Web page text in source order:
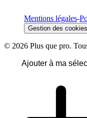
Mentions légales-
Gestion des cookies
© 2026 Plus que pro.
Ajouter à ma